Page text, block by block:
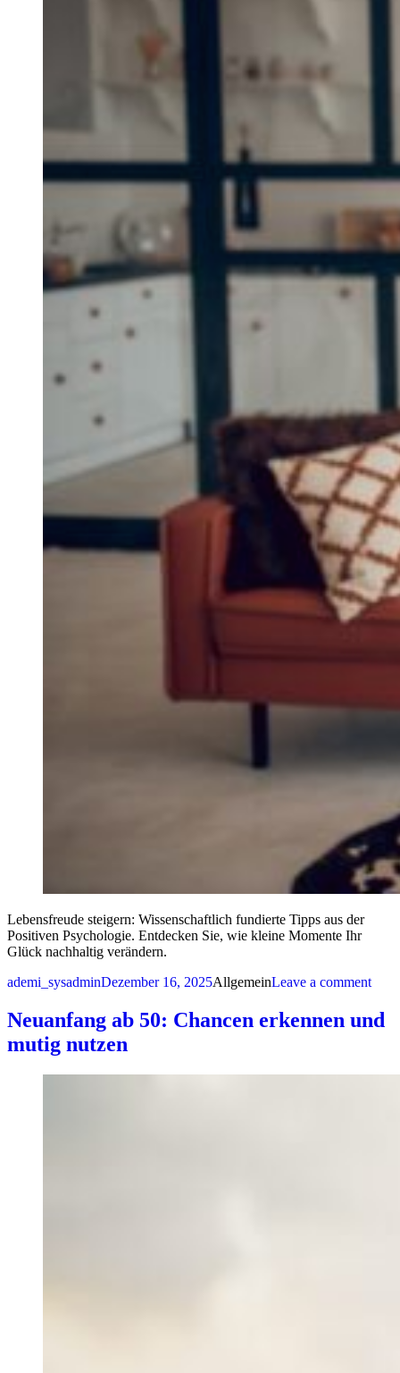
Lebensfreude steigern: Wissenschaftlich fundierte Tipps aus der
Positiven Psychologie. Entdecken Sie, wie kleine Momente Ihr
Glück nachhaltig verändern.
Posted by
ademi_sysadminDezember 16, 2025Posted in
AllgemeinLeave a commenton
Neuanfang ab 50: Chancen erkennen und
mutig nutzen